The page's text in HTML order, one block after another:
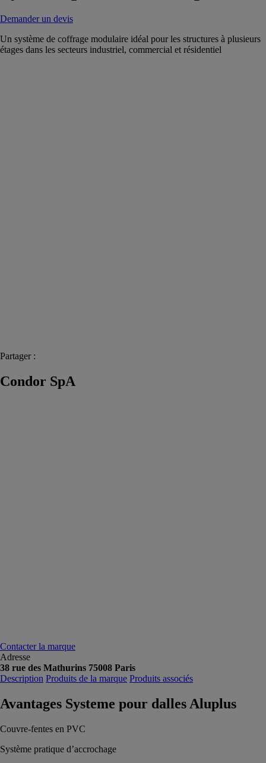
Demander un devis
Un système de coffrage modulaire idéal pour les structures à plusieurs
étages dans les secteurs industriel, commercial et résidentiel
Partager :
Condor SpA
Contacter la marque
Adresse
38 rue des Mathurins 75008 Paris
Description Produits de la marque Produits associés
Avantages Systeme pour dalles Aluplus
Couvre-fentes en PVC
Système pratique d’accrochage